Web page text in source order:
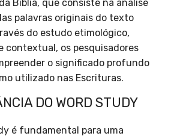
Bíblia, que consiste na análise
palavras originais do texto
do estudo etimológico,
contextual, os pesquisadores
o significado profundo
utilizado nas Escrituras.
DO WORD STUDY
é fundamental para uma